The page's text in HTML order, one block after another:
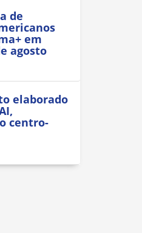
de
em
agosto
elaborado
centro-